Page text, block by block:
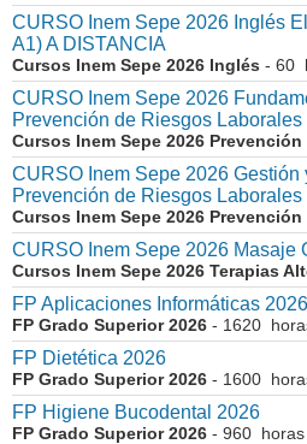
CURSO Inem Sepe 2026 Inglés
A1) A DISTANCIA
Cursos Inem Sepe 2026 Inglés - 60
CURSO Inem Sepe 2026
Prevención de Riesgos Laborales
Cursos Inem Sepe 2026
CURSO Inem Sepe 2026 Gestión
Prevención de Riesgos Laborales
Cursos Inem Sepe 2026
CURSO Inem Sepe 2026 Masaje
Cursos Inem Sepe 2026 Terapias
FP Aplicaciones Informáticas 2026
FP Grado Superior 2026 - 1620
FP Dietética 2026
FP Grado Superior 2026 - 1600
FP Higiene Bucodental 2026
FP Grado Superior 2026 - 960 horas